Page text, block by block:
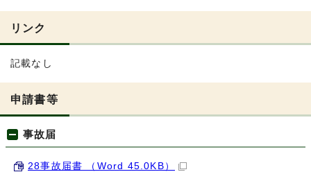
リンク
記載なし
申請書等
事故届
28事故届書 （Word 45.0KB）